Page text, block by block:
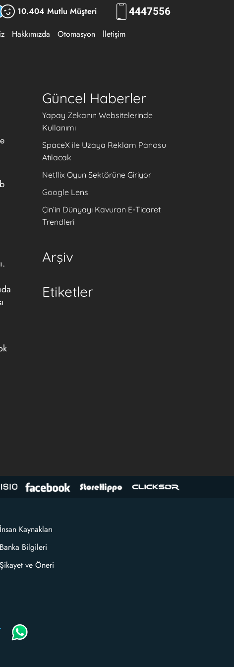
10.404 Mutlu Müşteri 4447556
Hakkımızda Otomasyon İletişim
Güncel Haberler
Yapay Zekanın Websitelerinde
Kullanımı
SpaceX ile Uzaya Reklam Panosu
Atılacak
Netflix Oyun Sektörüne Giriyor
Google Lens
Çin’in Dünyayı Kavuran E-Ticaret
Trendleri
Arşiv
Etiketler
İnsan Kaynakları
Banka Bilgileri
Şikayet ve Öneri